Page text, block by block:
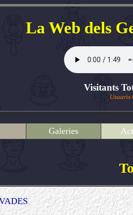
La Web dels
Visitants
Usuaris
Galeries